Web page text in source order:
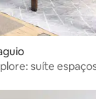
suíte